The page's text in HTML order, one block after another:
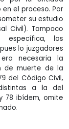
el proceso. Por
su estudio
Civil). Tampoco
específica, los
lo juzgadores
necesaria la
de muerte de la
del Código Civil,
a la del
78 ibídem, omite